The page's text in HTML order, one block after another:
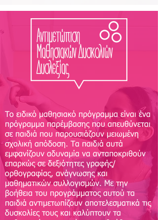
Το ειδικό μαθησιακό πρόγραμμα είναι ένα
πρόγραμμα παρέμβασης που απευθύνεται
σε παιδιά που παρουσιάζουν μειωμένη
σχολική απόδοση. Τα παιδιά αυτά
εμφανίζουν αδυναμία να ανταποκριθούν
επαρκώς σε δεξιότητες γραφής/
ορθογραφίας, ανάγνωσης και
μαθηματικών συλλογισμών. Με την
βοήθεια του προγράμματος αυτού τα
παιδιά αντιμετωπίζουν αποτελεσματικά τις
δυσκολίες τους και καλύπτουν τα